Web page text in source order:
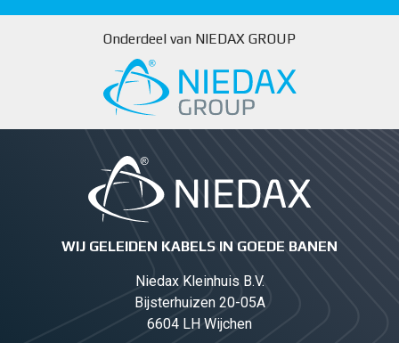
Onderdeel van NIEDAX GROUP
WIJ GELEIDEN KABELS IN GOEDE BANEN
Niedax Kleinhuis B.V.
Bijsterhuizen 20-05A
6604 LH Wijchen